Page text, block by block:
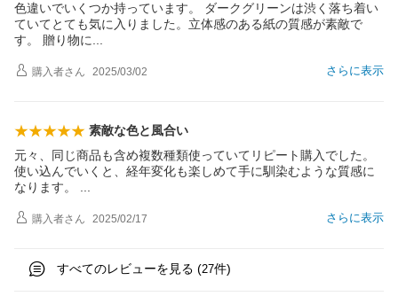
色違いでいくつか持っています。 ダークグリーンは渋く落ち着い
ていてとても気に入りました。立体感のある紙の質感が素敵で
す。 贈り物に
さらに表示
購入者さん 2025/03/02
素敵な色と風合い
元々、同じ商品も含め複数種類使っていてリピート購入でした。
使い込んでいくと、経年変化も楽しめて手に馴染むような質感に
なります。
さらに表示
購入者さん 2025/02/17
すべてのレビューを見る (27件)